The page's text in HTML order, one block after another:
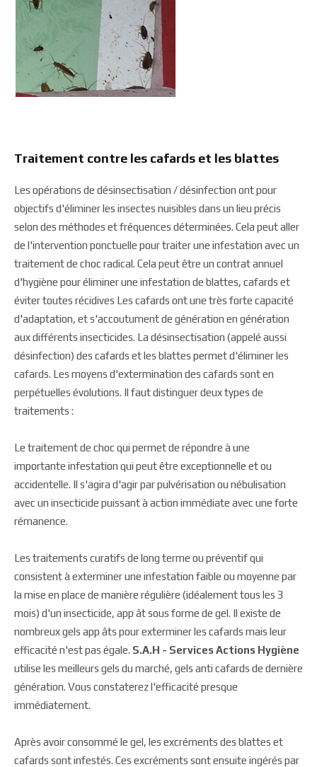
Traitement contre les cafards et les blattes
Les opérations de désinsectisation / désinfection ont pour
objectifs d'éliminer les insectes nuisibles dans un lieu précis
selon des méthodes et fréquences déterminées. Cela peut aller
de l'intervention ponctuelle pour traiter une infestation avec un
traitement de choc radical. Cela peut être un contrat annuel
d'hygiène pour éliminer une infestation de blattes, cafards et
éviter toutes récidives Les cafards ont une très forte capacité
d'adaptation, et s'accoutument de génération en génération
aux différents insecticides. La désinsectisation (appelé aussi
désinfection) des cafards et les blattes permet d'éliminer les
cafards. Les moyens d'extermination des cafards sont en
perpétuelles évolutions. Il faut distinguer deux types de
traitements :
Le traitement de choc qui permet de répondre à une
importante infestation qui peut être exceptionnelle et ou
accidentelle. Il s'agira d'agir par pulvérisation ou nébulisation
avec un insecticide puissant à action immédiate avec une forte
rémanence.
Les traitements curatifs de long terme ou préventif qui
consistent à exterminer une infestation faible ou moyenne par
la mise en place de manière régulière (idéalement tous les 3
mois) d'un insecticide, app ât sous forme de gel. Il existe de
nombreux gels app âts pour exterminer les cafards mais leur
efficacité n'est pas égale. S.A.H - Services Actions Hygiène
utilise les meilleurs gels du marché, gels anti cafards de dernière
génération. Vous constaterez l'efficacité presque
immédiatement.
Après avoir consommé le gel, les excréments des blattes et
cafards sont infestés. Ces excréments sont ensuite ingérés par